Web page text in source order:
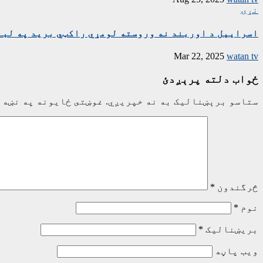
نړۍ
اسراییل د اوربند نه وروسته لومړي راکټي برید په
Mar 22, 2025 watan tv
ځواب دلته پرېږدئ
ستاسو برېښناليک به نه خپريږي. غوښتى ځایونه په نښه
څرگندون *
نوم *
بریښنالیک *
ویب پاڼه